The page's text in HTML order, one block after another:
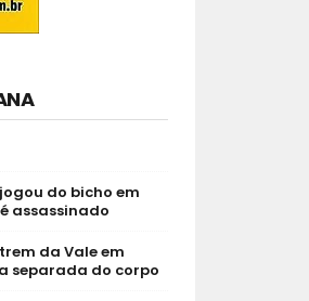
do bicho em
assassinado
da Vale em
separada do corpo